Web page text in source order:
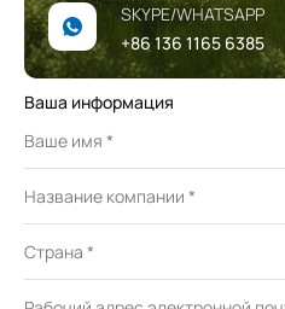
SKYPE/WHATSAPP
+86 136 1165 6385
Ваша информация